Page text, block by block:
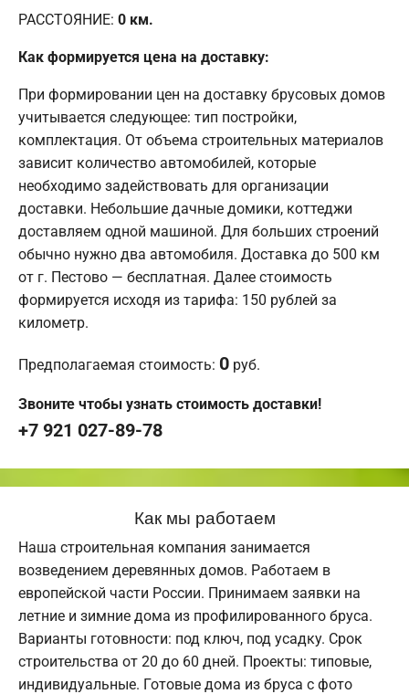
РАССТОЯНИЕ: 0 км.
Как формируется цена на доставку:
При формировании цен на доставку брусовых домов
учитывается следующее: тип постройки,
комплектация. От объема строительных материалов
зависит количество автомобилей, которые
необходимо задействовать для организации
доставки. Небольшие дачные домики, коттеджи
доставляем одной машиной. Для больших строений
обычно нужно два автомобиля. Доставка до 500 км
от г. Пестово — бесплатная. Далее стоимость
формируется исходя из тарифа: 150 рублей за
километр.
Предполагаемая стоимость: 0 руб.
Звоните чтобы узнать стоимость доставки!
+7 921 027-89-78
Как мы работаем
Наша строительная компания занимается
возведением деревянных домов. Работаем в
европейской части России. Принимаем заявки на
летние и зимние дома из профилированного бруса.
Варианты готовности: под ключ, под усадку. Срок
строительства от 20 до 60 дней. Проекты: типовые,
индивидуальные. Готовые дома из бруса с фото